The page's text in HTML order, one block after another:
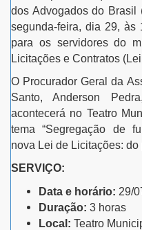
dos Advogados do Brasil
segunda-feira, dia 29, às
para os servidores do
Licitações e Contratos
O Procurador Geral da
Santo, Anderson
acontecerá no Teatro
tema “Segregação de
nova Lei de Licitações:
SERVIÇO:
Data e horário: 29/
Duração: 3 horas
Local: Teatro